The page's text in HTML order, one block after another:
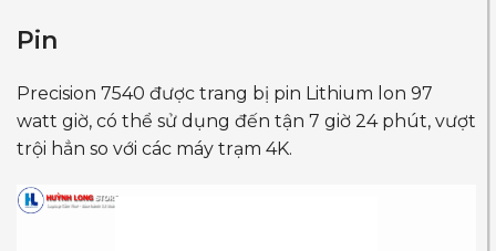
Pin
Precision 7540 được trang bị pin Lithium lon 97
watt giờ, có thể sử dụng đến tận 7 giờ 24 phút, vượt
trội hẳn so với các máy trạm 4K.